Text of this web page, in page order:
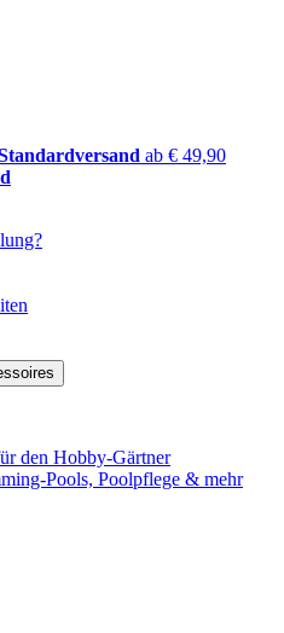
ab € 49,90
den Hobby-Gärtner
Pools, Poolpflege & mehr